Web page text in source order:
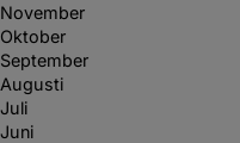
November
Oktober
September
Augusti
Juli
Juni